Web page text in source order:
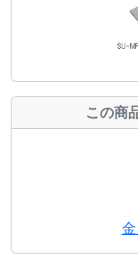
この商